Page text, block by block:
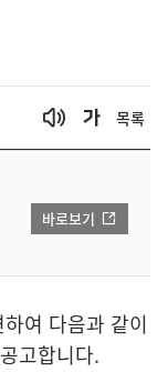
목록
바로보기
여 다음과 같이
고합니다.